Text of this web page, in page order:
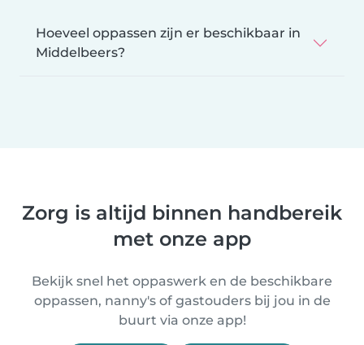
Hoeveel oppassen zijn er beschikbaar in
Middelbeers?
Zorg is altijd binnen handbereik
met onze app
Bekijk snel het oppaswerk en de beschikbare
oppassen, nanny's of gastouders bij jou in de
buurt via onze app!